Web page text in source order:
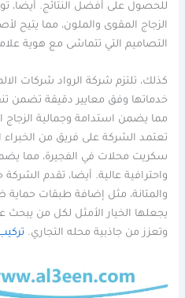
للحصول على أفضل النتائج. أيضا،
الزجاج المقوى والملون، مما يتيح
التصاميم التي تتماشى مع هوية
كذلك، تلتزم شركة الرواد شركات
خدماتها وفق معايير دقيقة تضمن
مما يضمن استدامة وجمالية
تعتمد الشركة على فريق من
سكريت محلات في الفجيرة، مما
واحترافية عالية. أيضا، تقدم الشركة
والمتانة، مثل إضافة طبقات
يجعلها الخيار الأمثل لكل من
وتعزز من جاذبية محله التجاري.